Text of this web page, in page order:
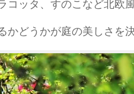
コッタ、すのこなど北欧
どうかが庭の美しさを